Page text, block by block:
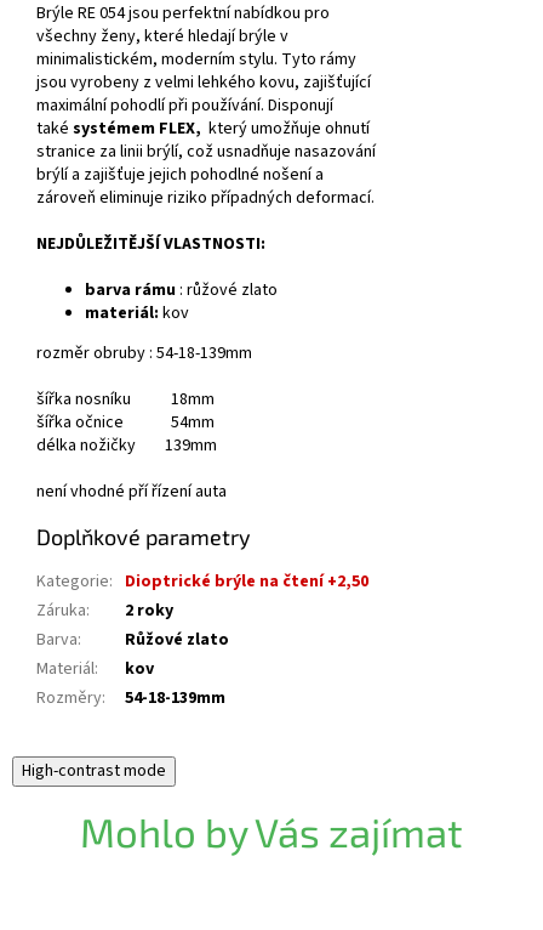
Brýle RE 054 jsou perfektní nabídkou pro
všechny ženy, které hledají brýle v
minimalistickém, moderním stylu. Tyto rámy
jsou vyrobeny z velmi lehkého kovu, zajišťující
maximální pohodlí při používání. Disponují
také systémem FLEX, který umožňuje ohnutí
stranice za linii brýlí, což usnadňuje nasazování
brýlí a zajišťuje jejich pohodlné nošení a
zároveň eliminuje riziko případných deformací.
NEJDŮLEŽITĚJŠÍ VLASTNOSTI:
barva rámu : růžové zlato
materiál: kov
rozměr obruby : 54-18-139mm
šířka nosníku 18mm
šířka očnice 54mm
délka nožičky 139mm
není vhodné pří řízení auta
Doplňkové parametry
Kategorie: Dioptrické brýle na čtení +2,50
Záruka:
2 roky
Barva:
Růžové zlato
Materiál:
kov
Rozměry: 54-18-139mm
High-contrast mode
Mohlo by Vás zajímat